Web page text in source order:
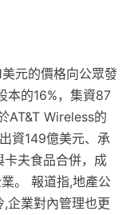
元的價格向公眾發
本的16%，集資87
AT&T Wireless的
資149億美元、承
夫食品合併，成
。 報道指,地產公
企業對內管理也更